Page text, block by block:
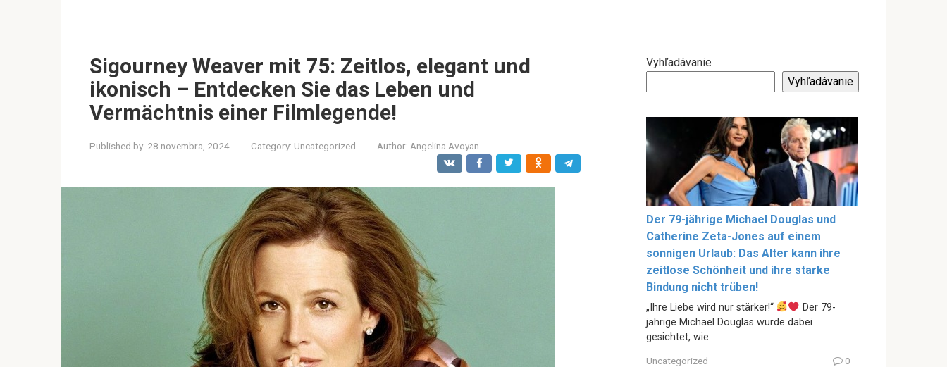
Sigourney Weaver mit 75: Zeitlos, elegant und
ikonisch – Entdecken Sie das Leben und
Vermächtnis einer Filmlegende!
Published by: 28 novembra, 2024 Category: Uncategorized Author: Angelina Avoyan
Vyhľadávanie
Vyhľadávanie
Der 79-jährige Michael Douglas und
Catherine Zeta-Jones auf einem
sonnigen Urlaub: Das Alter kann ihre
zeitlose Schönheit und ihre starke
Bindung nicht trüben!
„Ihre Liebe wird nur stärker!“
Der 79-
jährige Michael Douglas wurde dabei
gesichtet, wie
Uncategorized 0